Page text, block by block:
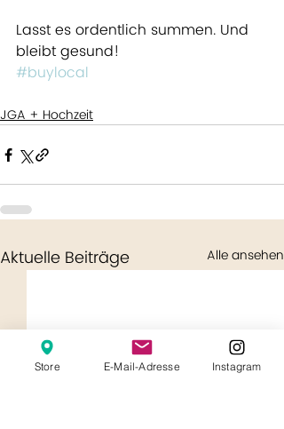
Lasst es ordentlich summen. Und
bleibt gesund!
#buylocal
JGA + Hochzeit
Aktuelle Beiträge Alle ansehen
Store E-Mail-Adresse Instagram